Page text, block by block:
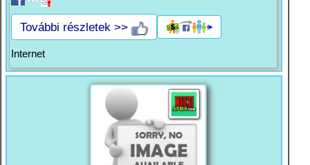
További részletek >>
Internet